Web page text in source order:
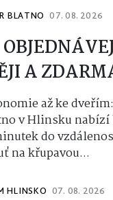
BLATNO 07. 08. 2026
A
až ke
v Hlinsku
do
na křupavou...
HLINSKO 07. 08. 2026